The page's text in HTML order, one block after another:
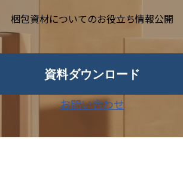
梱包資材についてのお役立ち情報公開
資料ダウンロード
お問い合わせ